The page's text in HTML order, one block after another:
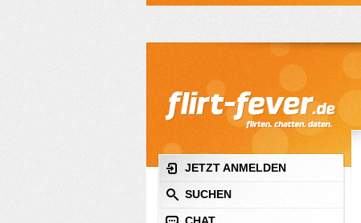
JETZT ANMELDEN
SUCHEN